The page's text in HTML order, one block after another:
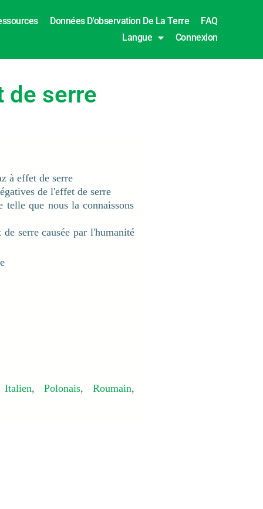
Données D'observation De La Terre
FAQ
Langue
Connexion
de serre
à effet de serre
de l'effet de serre
que nous la connaissons
serre causée par l'humanité
Italien, Polonais, Roumain,